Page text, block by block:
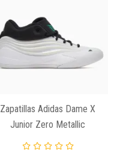
Zapatillas Adidas Dame X
Junior Zero Metallic